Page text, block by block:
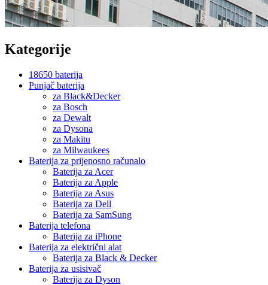
Kategorije
18650 baterija
Punjač baterija
za Black&Decker
za Bosch
za Dewalt
za Dysona
za Makitu
za Milwaukees
Baterija za prijenosno računalo
Baterija za Acer
Baterija za Apple
Baterija za Asus
Baterija za Dell
Baterija za SamSung
Baterija telefona
Baterija za iPhone
Baterija za električni alat
Baterija za Black & Decker
Baterija za usisivač
Baterija za Dyson